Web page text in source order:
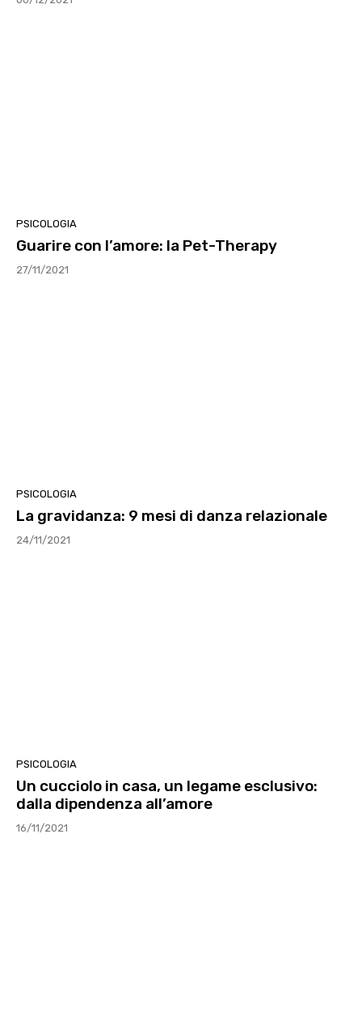
PSICOLOGIA
Guarire con l’amore: la Pet-Therapy
27/11/2021
PSICOLOGIA
La gravidanza: 9 mesi di danza relazionale
24/11/2021
PSICOLOGIA
Un cucciolo in casa, un legame esclusivo:
dalla dipendenza all’amore
16/11/2021